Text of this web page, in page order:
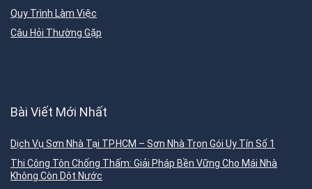
Quy Trình Làm Việc
Câu Hỏi Thường Gặp
Bài Viết Mới Nhất
Dịch Vụ Sơn Nhà Tại TP.HCM – Sơn Nhà Trọn Gói Uy Tín Số 1
Thi Công Tôn Chống Thấm: Giải Pháp Bền Vững Cho Mái Nhà
Không Còn Dột Nước